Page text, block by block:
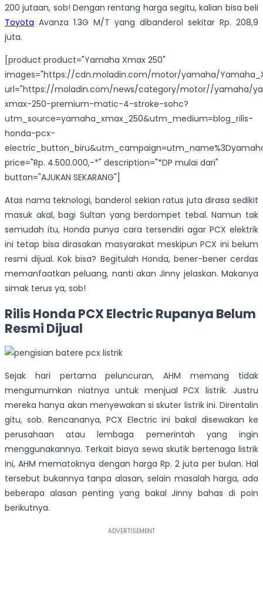
200 jutaan, sob! Dengan rentang harga segitu, kalian bisa beli
Toyota Avanza 1.3G M/T yang dibanderol sekitar Rp. 208,9
juta.
[product product="Yamaha Xmax 250"
images="https://cdn.moladin.com/motor/yamaha/
url="https://moladin.com/news/category/motor//yamaha/
xmax-250-premium-matic-4-stroke-sohc?
utm_source=yamaha_xmax_250&utm_medium=blog_rilis-
honda-pcx-
price="Rp. 4.500.000,-*" description="*DP mulai dari"
button="AJUKAN SEKARANG"]
Atas nama teknologi, banderol sekian ratus juta dirasa sedikit
masuk akal, bagi Sultan yang berdompet tebal. Namun tak
semudah itu, Honda punya cara tersendiri agar PCX elektrik
ini tetap bisa dirasakan masyarakat meskipun PCX ini belum
resmi dijual. Kok bisa? Begitulah Honda, bener-bener cerdas
memanfaatkan peluang, nanti akan Jinny jelaskan. Makanya
simak terus ya, sob!
Rilis Honda PCX Electric Rupanya Belum
Resmi Dijual
Sejak hari pertama peluncuran, AHM memang tidak
mengumumkan niatnya untuk menjual PCX listrik. Justru
mereka hanya akan menyewakan si skuter listrik ini. Direntalin
gitu, sob. Rencananya, PCX Electric ini bakal disewakan ke
perusahaan atau lembaga pemerintah yang ingin
menggunakannya. Terkait biaya sewa skutik bertenaga listrik
ini, AHM mematoknya dengan harga Rp. 2 juta per bulan. Hal
tersebut bukannya tanpa alasan, selain masalah harga, ada
beberapa alasan penting yang bakal Jinny bahas di poin
berikutnya.